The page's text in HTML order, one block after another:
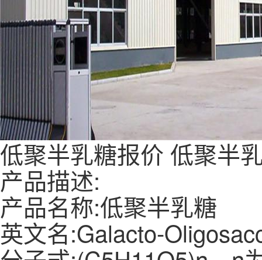
低聚半乳糖报价 低聚半
产品描述:
产品名称:低聚半乳糖
英文名:Galacto-